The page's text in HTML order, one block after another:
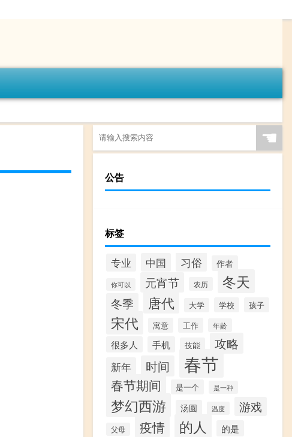
☚
公告
标签
专业 中国 习俗 作者
你可以 元宵节 农历 冬天
冬季 唐代 大学 学校 孩子
宋代 寓意 工作 年龄
很多人 手机 技能 攻略
新年 时间 春节
春节期间 是一个 是一种
梦幻西游 汤圆 温度 游戏
父母 疫情 的人 的是